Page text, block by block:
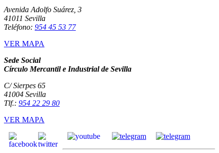
Avenida Adolfo Suárez, 3
41011 Sevilla
Teléfono: 954 45 53 77
VER MAPA
Sede Social
Círculo Mercantil e Industrial de Sevilla
C/ Sierpes 65
41004 Sevilla
Tlf.: 954 22 29 80
VER MAPA